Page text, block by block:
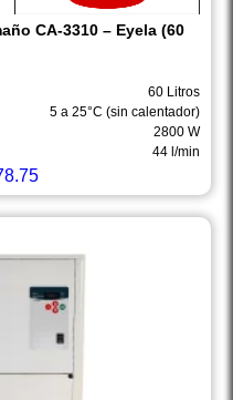
CA-3310 – Eyela (60
60 Litros
5 a 25°C (sin calentador)
2800 W
44 l/min